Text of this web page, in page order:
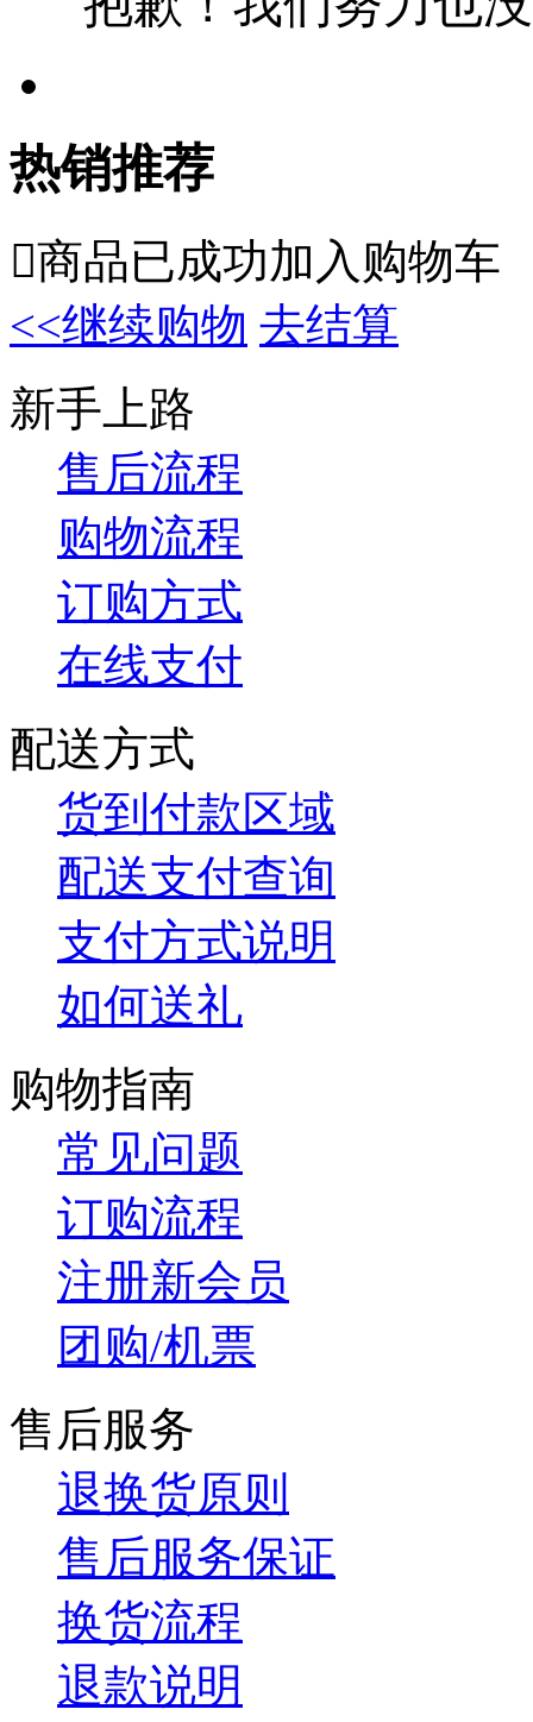
热销推荐
商品已成功加入购物车
<<继续购物 去结算
新手上路
售后流程
购物流程
订购方式
在线支付
配送方式
货到付款区域
配送支付查询
支付方式说明
如何送礼
购物指南
常见问题
订购流程
注册新会员
团购/机票
售后服务
退换货原则
售后服务保证
换货流程
退款说明